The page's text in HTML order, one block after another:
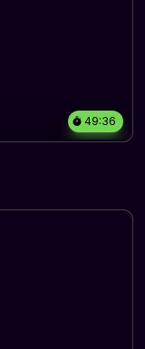
49:36